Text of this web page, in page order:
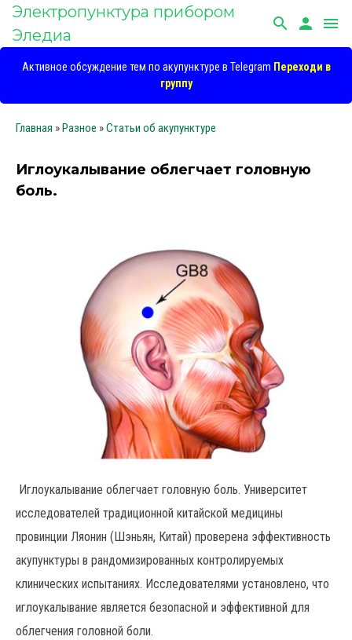
Электропунктура прибором
Эледиа
search person menu
Активное обсуждение тем по акупунктуре в Telegram Переходи в
группу
Главная »Разное »Статьи об акупунктуре
Иглоукалывание облегчает головную
боль.
Иглоукалывание облегчает головную боль. Университет
исследователей традиционной китайской медицины
провинции Ляонин (Шэньян, Китай) проверена эффективность
акупунктуры в рандомизированных контролируемых
клинических испытаниях. Исследователями установлено, что
иглоукалывание является безопасной и эффективной для
облегчения головной боли.